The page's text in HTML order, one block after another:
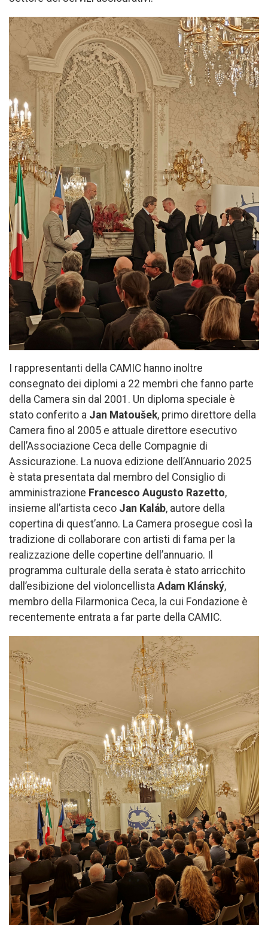
I rappresentanti della CAMIC hanno inoltre
consegnato dei diplomi a 22 membri che fanno parte
della Camera sin dal 2001. Un diploma speciale è
stato conferito a Jan Matoušek, primo direttore della
Camera fino al 2005 e attuale direttore esecutivo
dell’Associazione Ceca delle Compagnie di
Assicurazione. La nuova edizione dell’Annuario 2025
è stata presentata dal membro del Consiglio di
amministrazione Francesco Augusto Razetto,
insieme all’artista ceco Jan Kaláb, autore della
copertina di quest’anno. La Camera prosegue così la
tradizione di collaborare con artisti di fama per la
realizzazione delle copertine dell’annuario. Il
programma culturale della serata è stato arricchito
dall’esibizione del violoncellista Adam Klánský,
membro della Filarmonica Ceca, la cui Fondazione è
recentemente entrata a far parte della CAMIC.